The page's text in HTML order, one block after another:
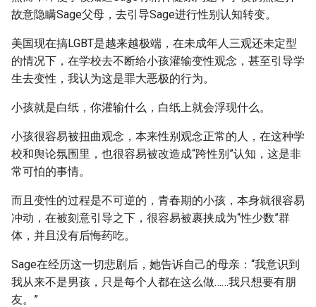
故意隐瞒Sage父母，去引导Sage进行性别认知转变。
美国现在搞LGBT是越来越极端，在未成年人三观还未定型
的情况下，在学校去不断给小孩灌输变性观念，甚至引导学
生去变性，我认为这是罪大恶极的行为。
小孩就是白纸，你灌输什么，白纸上就会浮现什么。
小孩很容易被扭曲观念，本来性别观念正常的人，在这种学
校和舆论氛围里，也很容易被改造成“跨性别”认知，这是非
常可怕的事情。
而且变性的过程是不可逆的，青春期的小孩，本身就很容易
冲动，在被刻意引导之下，很容易被裹挟成为“性少数”群
体，并且没有后悔药吃。
Sage在经历这一切悲剧后，她告诉自己的母亲：“我意识到
我从来不是男孩，只是每个人都在这么做……我只想要有朋
友。”